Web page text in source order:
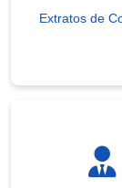
Extratos de